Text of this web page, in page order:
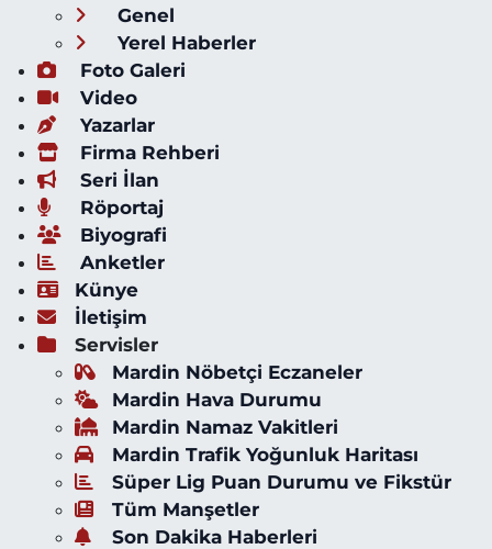
Genel
Yerel Haberler
Foto Galeri
Video
Yazarlar
Firma Rehberi
Seri İlan
Röportaj
Biyografi
Anketler
Künye
İletişim
Servisler
Mardin Nöbetçi Eczaneler
Mardin Hava Durumu
Mardin Namaz Vakitleri
Mardin Trafik Yoğunluk Haritası
Süper Lig Puan Durumu ve Fikstür
Tüm Manşetler
Son Dakika Haberleri